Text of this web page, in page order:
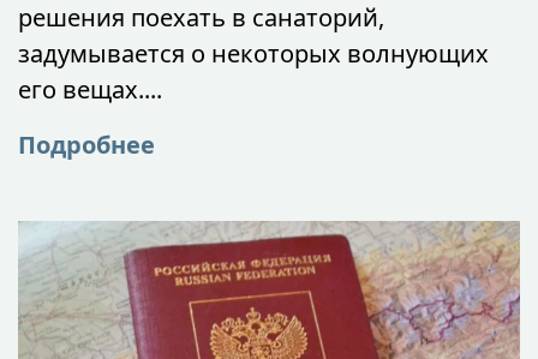
решения поехать в санаторий,
задумывается о некоторых волнующих
его вещах....
Подробнее